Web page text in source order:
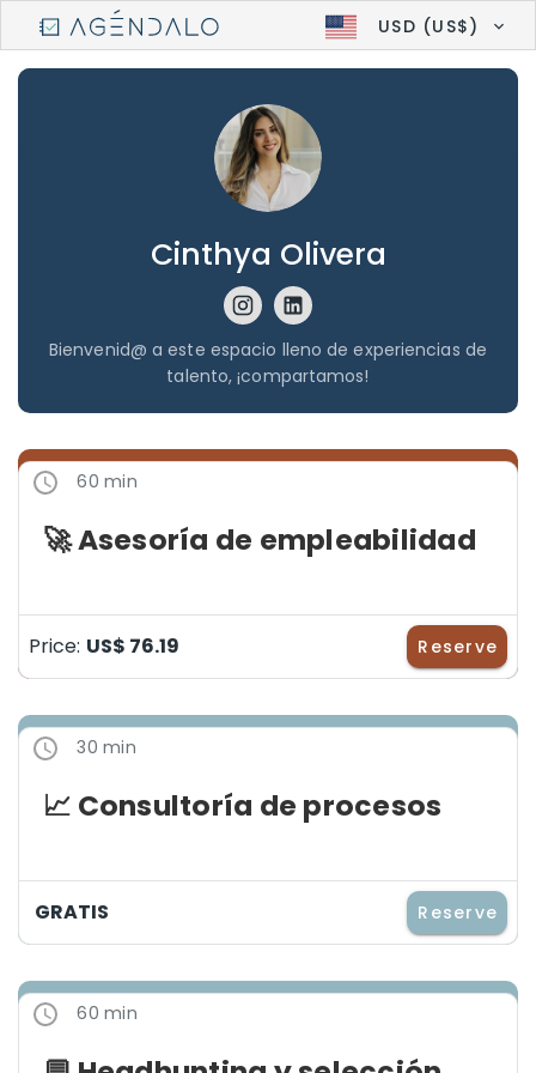
USD (US$)
Cinthya Olivera
Bienvenid@ a este espacio lleno de experiencias de
talento, ¡compartamos!
60 min
🚀 Asesoría de empleabilidad
Price: US$ 76.19 Reserve
30 min
📈 Consultoría de procesos
GRATIS Reserve
60 min